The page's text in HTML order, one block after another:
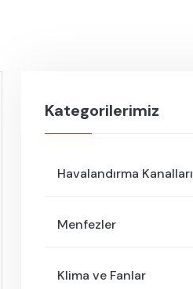
Kategorilerimiz
Havalandırma Kanalları
Menfezler
Klima ve Fanlar